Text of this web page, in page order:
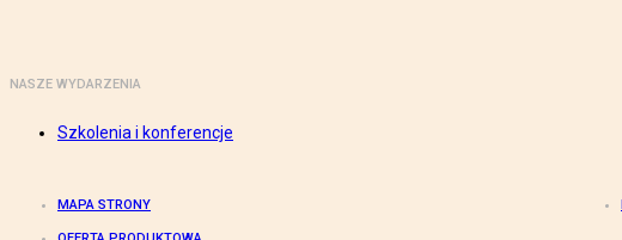
NASZE WYDARZENIA
Szkolenia i konferencje
MAPA STRONY